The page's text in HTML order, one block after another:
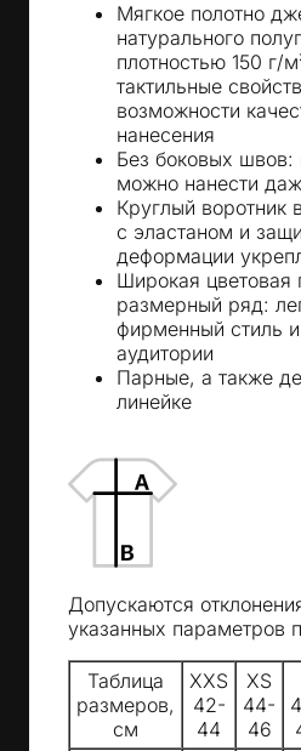
Мягкое полотно
натурального
плотностью 150 г/
тактильные
возможности
нанесения
Без боковых швов:
можно нанести
Круглый воротник
с эластаном и
деформации
Широкая цветовая
размерный ряд:
фирменный стиль
аудитории
Парные, а также
линейке
Допускаются
указанных параметров
Таблица
размеров,
см
XXS
42-
44
XS
44-
46